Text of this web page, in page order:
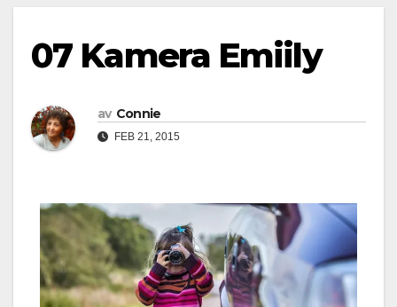
07 Kamera Emiily
av Connie
FEB 21, 2015